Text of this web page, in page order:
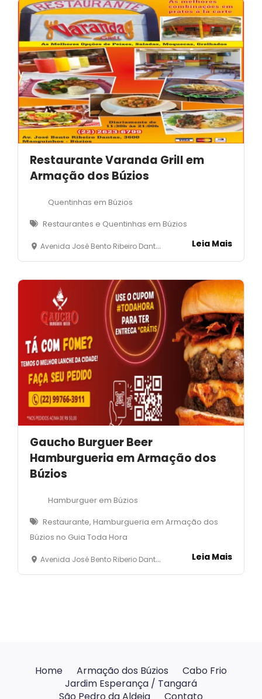
Restaurante Varanda Grill em
Armação dos Búzios
Quentinhas em Búzios
Restaurantes e Quentinhas em Búzios
Avenida José Bento Ribeiro Dantas, 3600 - Manguinhos - Armação dos Búzios Leia Mais
Gaucho Burguer Beer
Hamburgueria em Armação dos
Búzios
Hamburguer em Búzios
Restaurante, Hamburgueria em Armação dos
Búzios no Guia Toda Hora
Avenida José Bento Riberio Dantas, 2523 - Manguinhos -Armação dos Búzios Leia Mais
Home Armação dos Búzios
Cabo Frio
Jardim Esperança / Tangará